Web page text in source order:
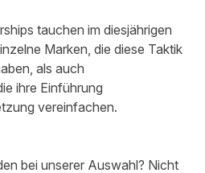
tauchen im diesjährigen
Marken, die diese Taktik
als auch
ihre Einführung
vereinfachen.
bei unserer Auswahl? Nicht